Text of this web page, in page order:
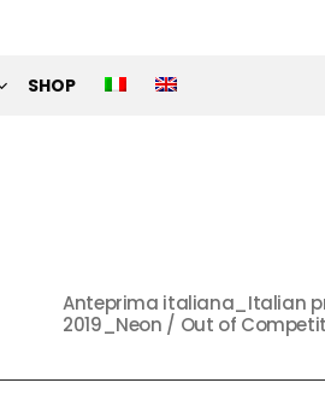
SHOP
Anteprima italiana_Italian
2019_Neon / Out of